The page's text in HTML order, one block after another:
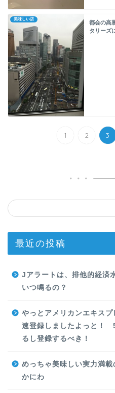
美味しい店
都会の高
タリーズ
1 2 3
最近の投稿
Jアラートは、排他的経済
いつ鳴るの？
やっとアメリカンエキス
速登録しましたよっと！
るし登録するべき！
めっちゃ美味しい実力満
かにわ